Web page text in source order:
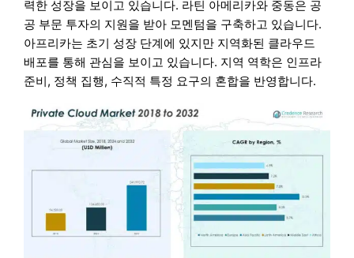
력한 성장을 보이고 있습니다. 라틴 아메리카와 중동은 공
공 부문 투자의 지원을 받아 모멘텀을 구축하고 있습니다.
아프리카는 초기 성장 단계에 있지만 지역화된 클라우드
배포를 통해 관심을 보이고 있습니다. 지역 역학은 인프라
준비, 정책 집행, 수직적 특정 요구의 혼합을 반영합니다.